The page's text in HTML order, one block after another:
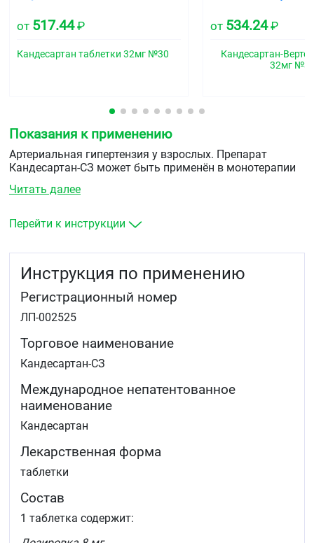
от 517.44₽
Кандесартан таблетки 32мг №30
от 534.24₽
Кандесартан-
32мг
Показания к применению
Артериальная гипертензия у взрослых. Препарат
Кандесартан-СЗ может быть применён в монотерапии
средствами.
Хроническая сердечная недостаточность III-IV
функциональный класс по классификации NYHA) у
Препарат Кандесартан-СЗ применяют в качестве
дополнительной терапии к ингибиторам
ангиотензинпревращающего фермента (АПФ) или при
непереносимости ингибиторов АПФ (см. раздел
«Фармакодинамика»).
Читать далее
Перейти к инструкции
Инструкция по применению
Регистрационный номер
ЛП-002525
Торговое наименование
Кандесартан-СЗ
Международное непатентованное
наименование
Кандесартан
Лекарственная форма
таблетки
Состав
1 таблетка содержит: